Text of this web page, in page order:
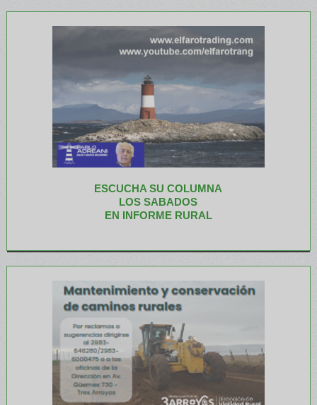
ESCUCHA SU COLUMNA
LOS SABADOS
EN INFORME RURAL